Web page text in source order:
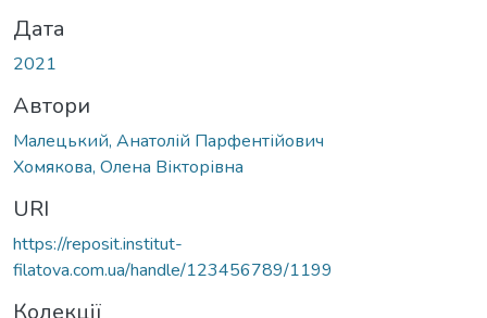
Дата
2021
Автори
Малецький, Анатолій Парфентійович
Хомякова, Олена Вікторівна
URI
https://reposit.institut-
filatova.com.ua/handle/123456789/1199
Колекції